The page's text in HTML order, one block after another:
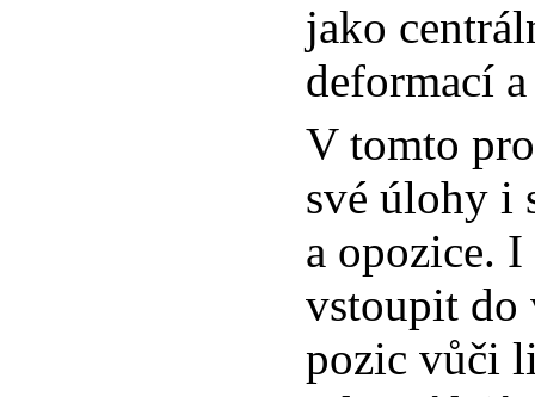
jako
deformací
V tomto
své úlohy i
a opozice.
vstoupit do
pozic vůči